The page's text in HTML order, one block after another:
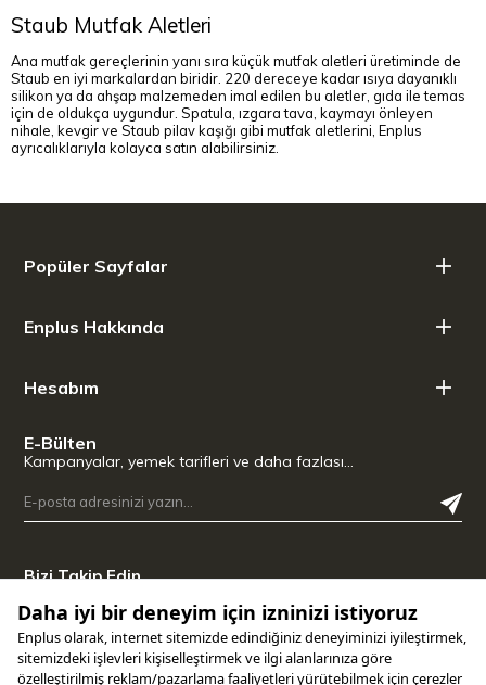
Staub Mutfak Aletleri
Ana mutfak gereçlerinin yanı sıra küçük mutfak aletleri üretiminde de
Staub en iyi markalardan biridir. 220 dereceye kadar ısıya dayanıklı
silikon ya da ahşap malzemeden imal edilen bu aletler, gıda ile temas
için de oldukça uygundur. Spatula, ızgara tava, kaymayı önleyen
nihale, kevgir ve Staub pilav kaşığı gibi mutfak aletlerini, Enplus
ayrıcalıklarıyla kolayca satın alabilirsiniz.
Popüler Sayfalar
Enplus Hakkında
Hesabım
E-Bülten
Kampanyalar, yemek tarifleri ve daha fazlası…
Bizi Takip Edin